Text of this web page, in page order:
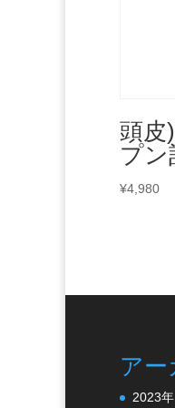
頭皮
プン
¥4,980
ア
2023